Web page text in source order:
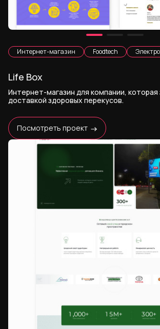
Интернет-магазин Foodtech
Life Box
Интернет-магазин для компании,
доставкой здоровых перекусов.
Посмотреть проект